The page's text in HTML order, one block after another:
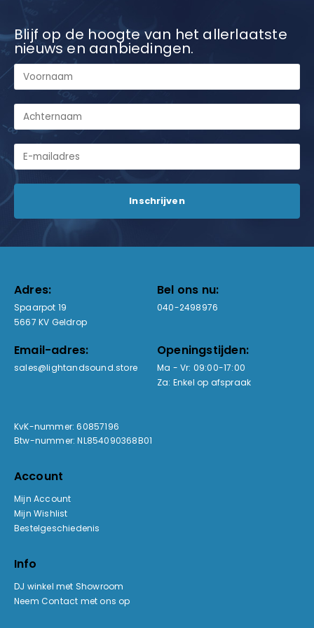
Blijf op de hoogte van het allerlaatste
nieuws en aanbiedingen.
Adres:
Spaarpot 19
5667 KV Geldrop
Bel ons nu:
040-2498976
Email-adres:
sales@lightandsound.store
Openingstijden:
Ma - Vr: 09:00-17:00
Za: Enkel op afspraak
KvK-nummer: 60857196
Btw-nummer: NL854090368B01
Account
Mijn Account
Mijn Wishlist
Bestelgeschiedenis
Info
DJ winkel met Showroom
Neem Contact met ons op